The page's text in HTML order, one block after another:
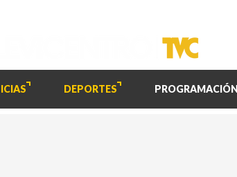
DEPORTES PROGRAMACIÓN